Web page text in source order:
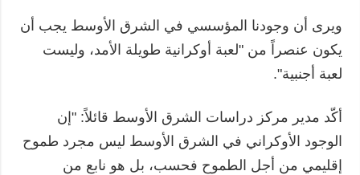
ويرى أن وجودنا المؤسسي في الشرق الأوسط يجب أن
يكون عنصراً من "لعبة أوكرانية طويلة الأمد، وليست
لعبة أجنبية".
أكّد مدير مركز دراسات الشرق الأوسط قائلاً: "إن
الوجود الأوكراني في الشرق الأوسط ليس مجرد طموح
إقليمي من أجل الطموح فحسب، بل هو نابع من